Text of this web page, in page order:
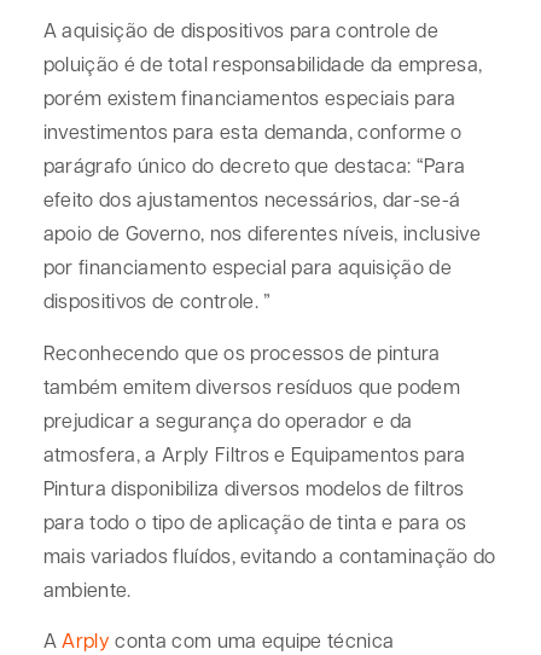
A aquisição de dispositivos para controle de
poluição é de total responsabilidade da empresa,
porém existem financiamentos especiais para
investimentos para esta demanda, conforme o
parágrafo único do decreto que destaca: “Para
efeito dos ajustamentos necessários, dar-se-á
apoio de Governo, nos diferentes níveis, inclusive
por financiamento especial para aquisição de
dispositivos de controle. ”
Reconhecendo que os processos de pintura
também emitem diversos resíduos que podem
prejudicar a segurança do operador e da
atmosfera, a Arply Filtros e Equipamentos para
Pintura disponibiliza diversos modelos de filtros
para todo o tipo de aplicação de tinta e para os
mais variados fluídos, evitando a contaminação do
ambiente.
AArplyconta com uma equipe técnica